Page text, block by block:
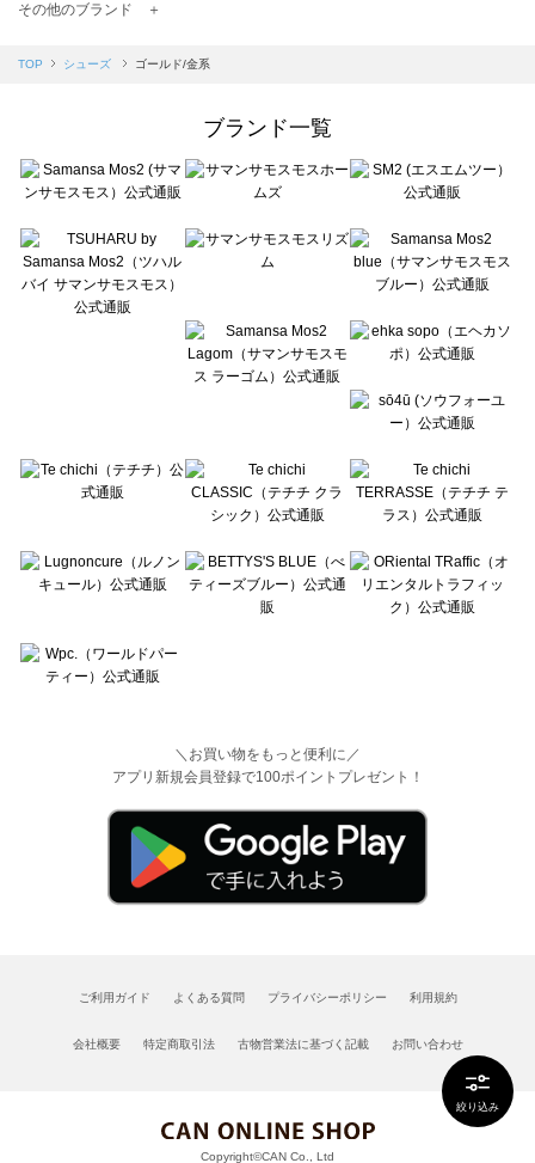
絞り込み
TSUHARU by Samansa Mos2（ツハルバイサマンサモスモス）のシューズ一覧
Samansa Mos2 blue（サマンサモスモス ブルー）のシューズ一覧
sō4ū（ソウフォーユー）のシューズ一覧
Te chichi（テチチ）のシューズ一覧
Te chichi CLASSIC（テチチ クラシック）のシューズ一覧
Lugnoncure（ルノンキュール）のシューズ一覧
BETTY'S BLUE（べティーズブルー）のシューズ一覧
Wpc.（ワールドパーティー）のシューズ一覧
その他のブランド ＋
TOP シューズ ゴールド/金系
ブランド一覧
＼お買い物をもっと便利に／
アプリ新規会員登録で100ポイントプレゼント！
ご利用ガイド よくある質問 プライバシーポリシー 利用規約
会社概要 特定商取引法 古物営業法に基づく記載 お問い合わせ
Copyright©CAN Co., Ltd